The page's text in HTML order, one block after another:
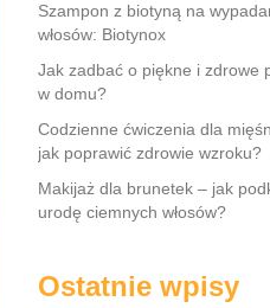
Szampon z biotyną na
włosów: Biotynox
Jak zadbać o piękne i zdrowe
w domu?
Codzienne ćwiczenia dla
jak poprawić zdrowie wzroku?
Makijaż dla brunetek – jak
urodę ciemnych włosów?
Ostatnie wpisy